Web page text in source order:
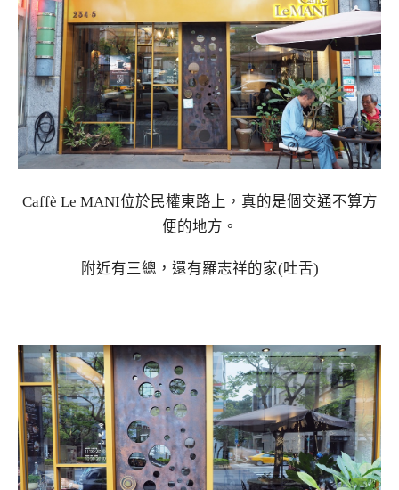
Caffè Le MANI位於民權東路上，真的是個交通不算方
便的地方。
附近有三總，還有羅志祥的家(吐舌)